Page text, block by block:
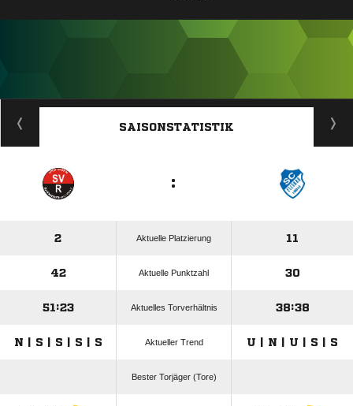
ANZEIGE
SAISONSTATISTIK
:
2 Aktuelle Platzierung 11
42 Aktuelle Punktzahl 30
51:23 Aktuelles Torverhältnis 38:38
N | S | S | S | S Aktueller Trend U | N | U | S | S
Bester Torjäger (Tore)